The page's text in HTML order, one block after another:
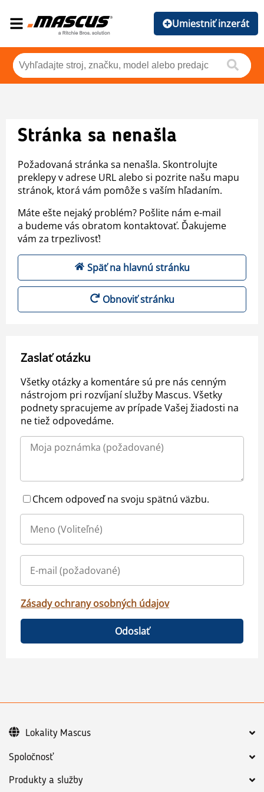
Umiestniť inzerát
Stránka sa nenašla
Požadovaná stránka sa nenašla. Skontrolujte
preklepy v adrese URL alebo si pozrite našu mapu
stránok, ktorá vám pomôže s vaším hľadaním.
Máte ešte nejaký problém? Pošlite nám e-mail
a budeme vás obratom kontaktovať. Ďakujeme
vám za trpezlivosť!
Späť na hlavnú stránku
Obnoviť stránku
Zaslať otázku
Všetky otázky a komentáre sú pre nás cenným
nástrojom pri rozvíjaní služby Mascus. Všetky
podnety spracujeme av prípade Vašej žiadosti na
ne tiež odpovedáme.
Chcem odpoveď na svoju spätnú väzbu.
Zásady ochrany osobných údajov
Odoslať
Spoločnosť
Produkty a služby
Lokality Mascus